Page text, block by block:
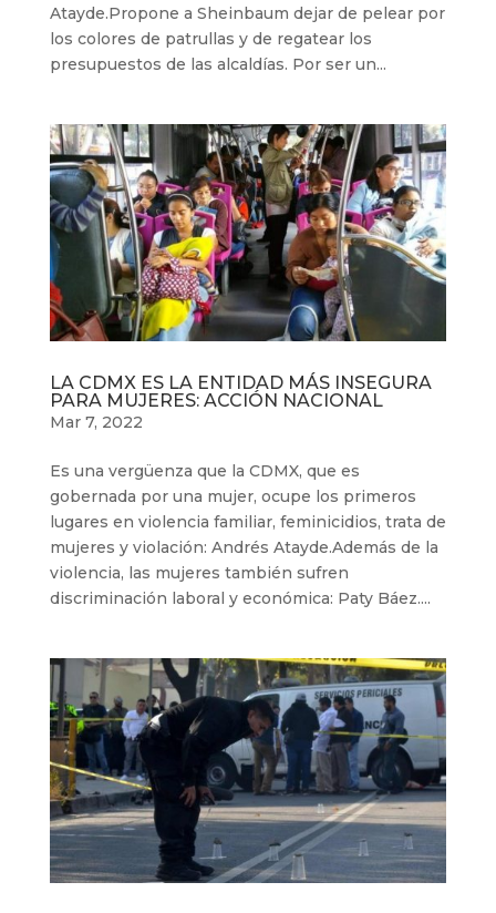
Atayde.Propone a Sheinbaum dejar de pelear por
los colores de patrullas y de regatear los
presupuestos de las alcaldías. Por ser un...
LA CDMX ES LA ENTIDAD MÁS INSEGURA
PARA MUJERES: ACCIÓN NACIONAL
Mar 7, 2022
Es una vergüenza que la CDMX, que es
gobernada por una mujer, ocupe los primeros
lugares en violencia familiar, feminicidios, trata de
mujeres y violación: Andrés Atayde.Además de la
violencia, las mujeres también sufren
discriminación laboral y económica: Paty Báez....